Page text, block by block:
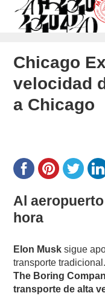
Chicago
velocidad
a Chicago
Al
hora
Elon Musksigue
transporte
The Boring
transporte de alta